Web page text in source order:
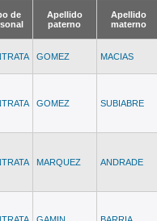
de
Apellido
paterno
Apellido
materno
GOMEZ MACIAS
GOMEZ SUBIABRE
MARQUEZ ANDRADE